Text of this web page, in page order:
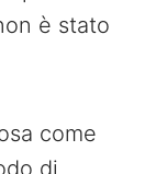
è stato
come
di